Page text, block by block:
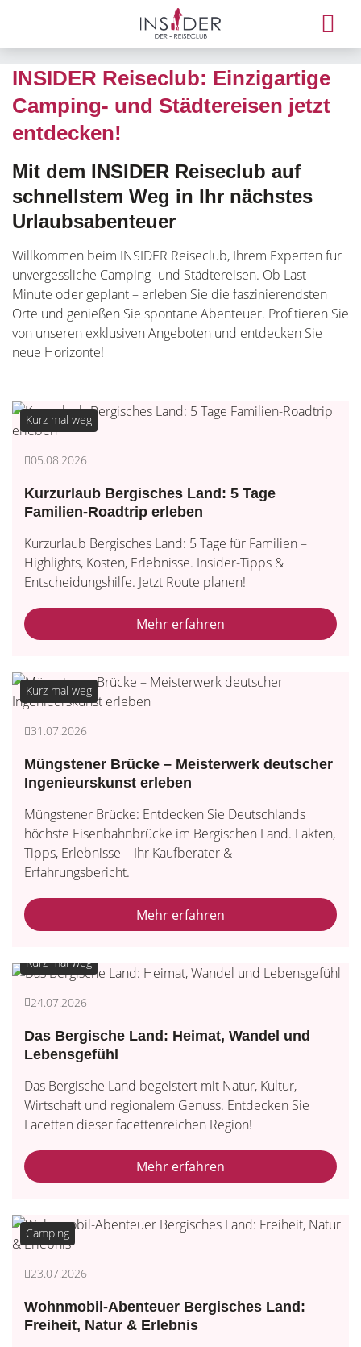
INSIDER Reiseclub: Einzigartige
Camping- und Städtereisen jetzt
entdecken!
Mit dem INSIDER Reiseclub auf
schnellstem Weg in Ihr nächstes
Urlaubsabenteuer
Willkommen beim INSIDER Reiseclub, Ihrem Experten für
unvergessliche Camping- und Städtereisen. Ob Last
Minute oder geplant – erleben Sie die faszinierendsten
Orte und genießen Sie spontane Abenteuer. Profitieren Sie
von unseren exklusiven Angeboten und entdecken Sie
neue Horizonte!
Kurz mal weg
05.08.2026
Kurzurlaub Bergisches Land: 5 Tage
Familien-Roadtrip erleben
Kurzurlaub Bergisches Land: 5 Tage für Familien –
Highlights, Kosten, Erlebnisse. Insider-Tipps &
Entscheidungshilfe. Jetzt Route planen!
Mehr erfahren
Kurz mal weg
31.07.2026
Müngstener Brücke – Meisterwerk deutscher
Ingenieurskunst erleben
Müngstener Brücke: Entdecken Sie Deutschlands
höchste Eisenbahnbrücke im Bergischen Land. Fakten,
Tipps, Erlebnisse – Ihr Kaufberater &
Erfahrungsbericht.
Mehr erfahren
Kurz mal weg
24.07.2026
Das Bergische Land: Heimat, Wandel und
Lebensgefühl
Das Bergische Land begeistert mit Natur, Kultur,
Wirtschaft und regionalem Genuss. Entdecken Sie
Facetten dieser facettenreichen Region!
Mehr erfahren
Camping
23.07.2026
Wohnmobil-Abenteuer Bergisches Land:
Freiheit, Natur & Erlebnis